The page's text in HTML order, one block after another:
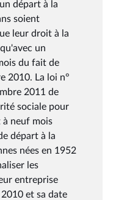
départ à la
soient
leur droit à la
un
du fait de
2010. La loi n°
2011 de
sociale pour
neuf mois
départ à la
nées en 1952
les
entreprise
et sa date